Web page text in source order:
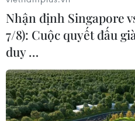
Nhận định Singapore
7/8): Cuộc quyết đấu
duy …